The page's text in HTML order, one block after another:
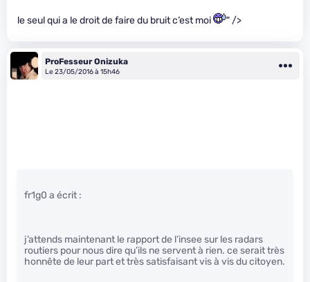
le seul qui a le droit de faire du bruit c’est moi " />
ProFesseur Onizuka
Le 23/05/2016 à 15h46
fr1g0 a écrit :
j’attends maintenant le rapport de l’insee sur les radars
routiers pour nous dire qu’ils ne servent à rien. ce serait très
honnête de leur part et très satisfaisant vis à vis du citoyen.